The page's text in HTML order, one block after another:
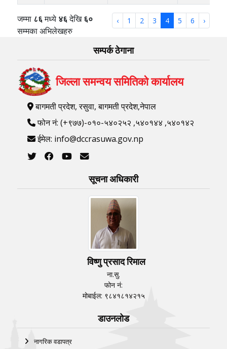
जम्मा ८६मध्ये ४६देखि६०
सम्मका अभिलेखहरु
‹ 1 2 3 4 5 6 ›
सम्पर्क ठेगाना
जिल्ला समन्वय समितिको कार्यालय
बागमती प्रदेश, रसुवा, बागमती प्रदेश,नेपाल
फोन नं: (+९७७)-०१०-५४०२५२ ,५४०१४४ ,५४०१४२
ईमेल: info@dccrasuwa.gov.np
सूचना अधिकारी
विष्णु प्रसाद रिमाल
ना.सु.
फोन नं:
मोबाईल: ९८४१८१४२१५
डाउनलोड
नागरिक वडापत्र